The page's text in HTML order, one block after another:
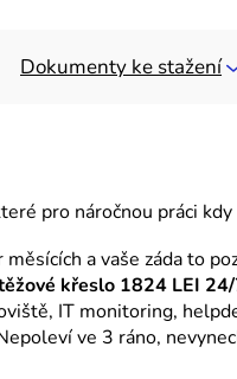
Dokumenty ke stažení
pro náročnou práci
a vaše záda to
křeslo 1824 LEI
IT monitoring,
ve 3 ráno,